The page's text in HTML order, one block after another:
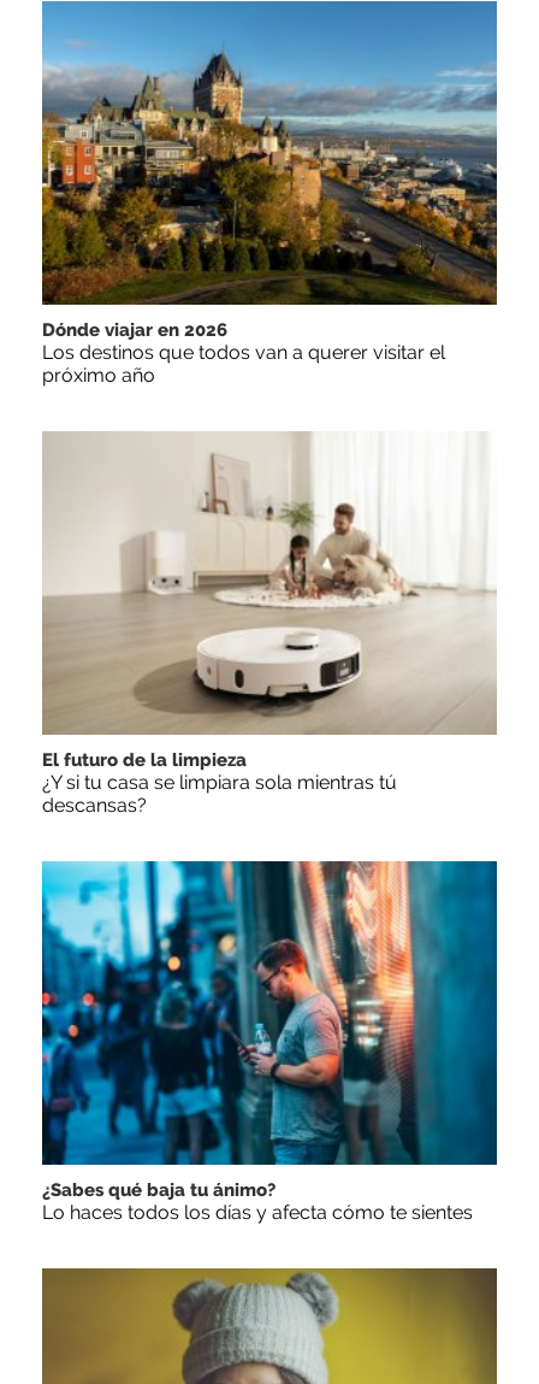
Dónde viajar en 2026
Los destinos que todos van a querer visitar el
próximo año
El futuro de la limpieza
¿Y si tu casa se limpiara sola mientras tú
descansas?
¿Sabes qué baja tu ánimo?
Lo haces todos los días y afecta cómo te sientes